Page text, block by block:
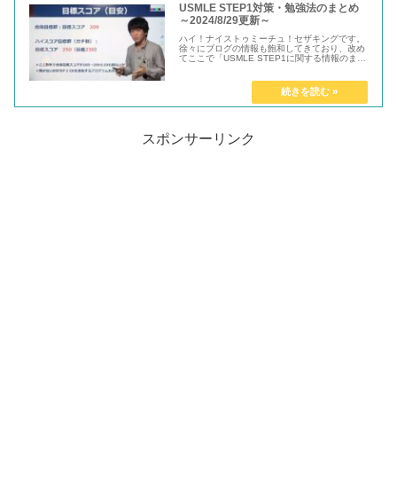
USMLE STEP1対策・勉強法のまとめ
～2024/8/29更新～
ハイ！ナイストゥミーチュ！セザキングです。
徐々にブログの情報も飽和してきており、改め
てここで「USMLE STEP1に関する情報のまと
スポンサーリンク